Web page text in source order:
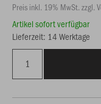
Preis inkl. 19% MwSt. zzgl.
Artikel sofort verfügbar
Lieferzeit: 14 Werktage